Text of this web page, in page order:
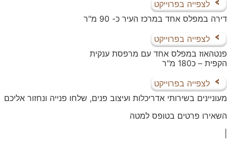
לצפייה בפרוייקט
דירה במפלס אחד במרכז העיר כ- 90 מ"ר
לצפייה בפרוייקט
פנטהאוז במפלס אחד עם מרפסת ענקית
הקפית – כ180 מ"ר
לצפייה בפרוייקט
מעוניינים בשירותי אדריכלות ועיצוב פנים, שלחו פנייה ונחזור אליכם
השאירו פרטים בטופס למטה